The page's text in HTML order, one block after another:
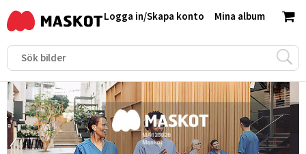
Mina album
Logga in/Skapa konto